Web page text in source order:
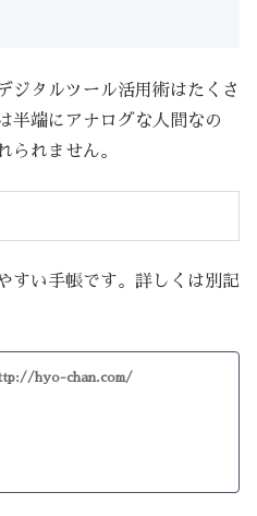
ジタルツール活用術はたくさ
半端にアナログな人間なの
られません。
すい手帳です。詳しくは別記
hyo-chan.com/